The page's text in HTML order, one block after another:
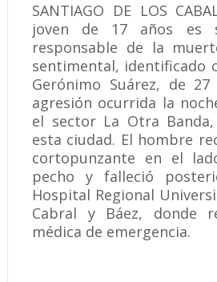
SANTIAGO DE LOS
joven de 17 años es
responsable de la
sentimental, identificado
Gerónimo Suárez, de
agresión ocurrida la
el sector La Otra
esta ciudad. El hombre
cortopunzante en el
pecho y falleció
Hospital Regional
Cabral y Báez, donde
médica de emergencia.